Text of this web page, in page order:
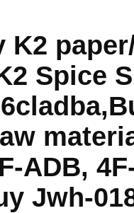
K2
Spice
ADB,
Jwh-